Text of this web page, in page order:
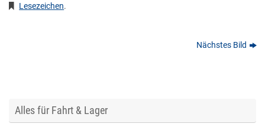
Lesezeichen.
Nächstes Bild
Alles für Fahrt & Lager